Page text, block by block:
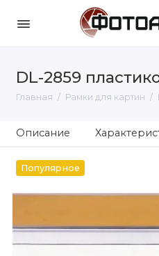
DL-2859
Главная Рамки для картин
Описание
Популярное